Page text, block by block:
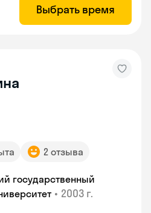
Выбрать время
2 отзыва
государственный
• 2003 г.